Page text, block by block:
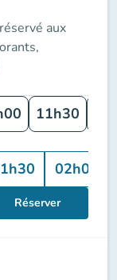
aux
11h30
02h00
Réserver